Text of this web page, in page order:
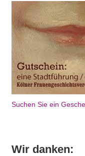
Suchen Sie ein
Wir danken: